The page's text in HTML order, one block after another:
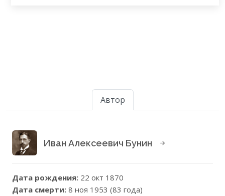
Автор
Иван Алексеевич Бунин
Дата рождения: 22 окт 1870
Дата смерти: 8 ноя 1953 (83 года)